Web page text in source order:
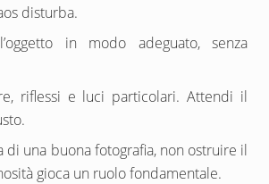
disturba.
in modo adeguato, senza
riflessi e luci particolari. Attendi il
di una buona fotografia, non ostruire il
gioca un ruolo fondamentale.